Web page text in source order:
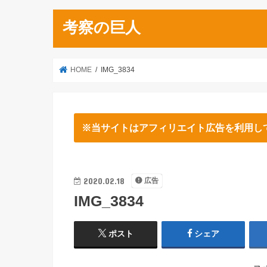
考察の巨人
HOME IMG_3834
※当サイトはアフィリエイト広告を利用し
2020.02.18 広告
IMG_3834
ポスト シェア